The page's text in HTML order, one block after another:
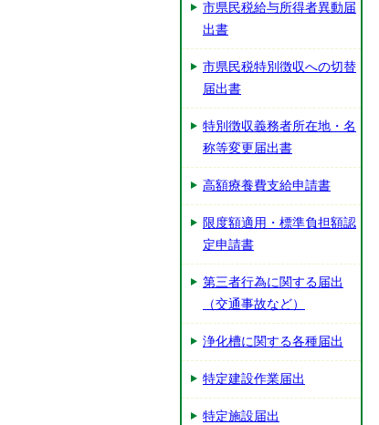
市県民税給与所得者異動届
出書
市県民税特別徴収への切替
届出書
特別徴収義務者所在地・名
称等変更届出書
高額療養費支給申請書
限度額適用・標準負担額認
定申請書
第三者行為に関する届出
（交通事故など）
浄化槽に関する各種届出
特定建設作業届出
特定施設届出